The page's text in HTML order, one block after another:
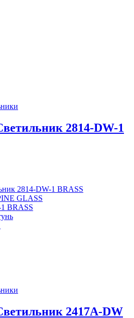
2814-DW-1
2814-DW-1 BRASS
GLASS
BRASS
2417A-DW